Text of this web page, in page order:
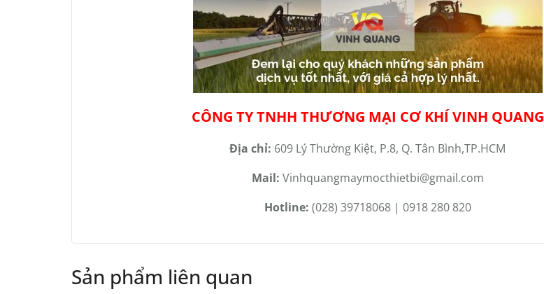
CÔNG TY TNHH THƯƠNG MẠI CƠ KHÍ VINH QUANG
Địa chỉ: 609 Lý Thường Kiệt, P.8, Q. Tân Bình,TP.HCM
Mail: Vinhquangmaymocthietbi@gmail.com
Hotline: (028) 39718068 | 0918 280 820
Sản phẩm liên quan